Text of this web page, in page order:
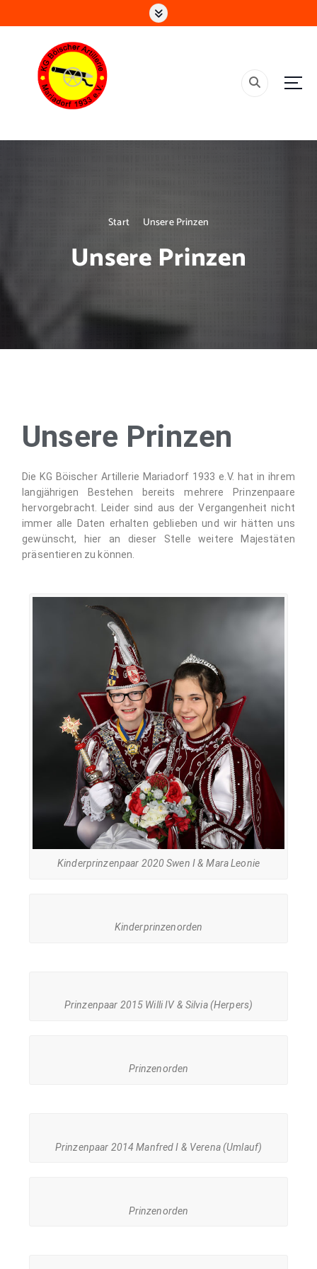
Start Unsere Prinzen
Unsere Prinzen
Unsere Prinzen
Die KG Böischer Artillerie Mariadorf 1933 e.V. hat in ihrem
langjährigen Bestehen bereits mehrere Prinzenpaare
hervorgebracht. Leider sind aus der Vergangenheit nicht
immer alle Daten erhalten geblieben und wir hätten uns
gewünscht, hier an dieser Stelle weitere Majestäten
präsentieren zu können.
Kinderprinzenpaar 2020 Swen I & Mara Leonie
Kinderprinzenorden
Prinzenpaar 2015 Willi IV & Silvia (Herpers)
Prinzenorden
Prinzenpaar 2014 Manfred I & Verena (Umlauf)
Prinzenorden